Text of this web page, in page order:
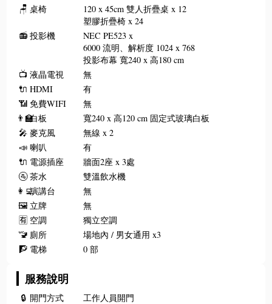
🪑 桌椅
120 x 45cm 雙人折疊桌 x 12
塑膠折疊椅 x 24
📻 投影機
NEC PE523 x
6000 流明、解析度 1024 x 768
投影布幕 寬240 x 高180 cm
📺 液晶電視
無
🔌 HDMI
有
📶 免費WIFI
無
👨‍🏫白板
寬240 x 高120 cm 固定式玻璃白板
🎤 麥克風
無線 x 2
📣 喇叭
有
🔌 電源插座
牆面2座 x 3處
🚰 茶水
雙溫飲水機
👩‍💻演講台
無
🖼️ 立牌
無
🈶 空調
獨立空調
🚾 廁所
場地內 / 男女通用 x3
🧗 電梯 0 部
服務說明
🔒 開門方式
工作人員開門